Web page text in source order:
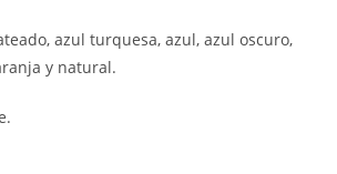
azul turquesa, azul, azul oscuro,
y natural.